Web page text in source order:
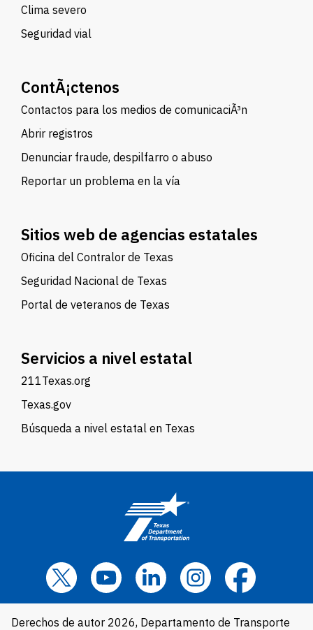
Clima severo
Seguridad vial
ContÃ¡ctenos
Contactos para los medios de comunicaciÃ³n
Abrir registros
Denunciar fraude, despilfarro o abuso
Reportar un problema en la vía
Sitios web de agencias estatales
Oficina del Contralor de Texas
Seguridad Nacional de Texas
Portal de veteranos de Texas
Servicios a nivel estatal
211Texas.org
Texas.gov
Búsqueda a nivel estatal en Texas
Derechos de autor 2026, Departamento de Transporte